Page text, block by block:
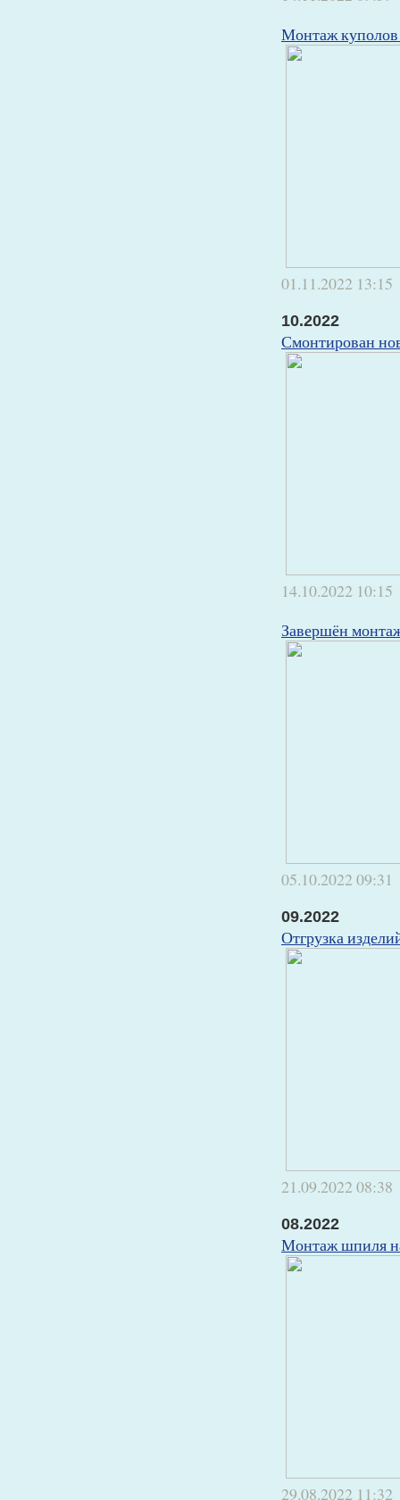
Монтаж куполов
01.11.2022 13:15
10.2022
Смонтирован
14.10.2022 10:15
Завершён
05.10.2022 09:31
09.2022
Отгрузка
21.09.2022 08:38
08.2022
Монтаж шпиля
29.08.2022 11:32